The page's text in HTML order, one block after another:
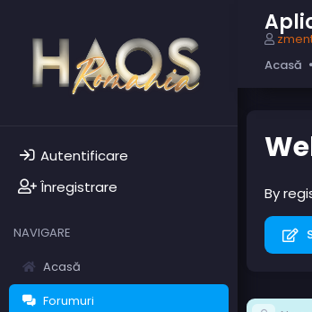
Autentificare
Înregistrare
NAVIGARE
Acasă
Forumuri
A
t
u
b
c
t
Acasă
By